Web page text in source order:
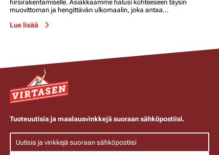
hirsirakentamiselle. Asiakkaamme halusi kohteeseen täysin
muovittoman ja hengittävän ulkomaalin, joka antaa...
Lue lisää
Tuoteuutisia ja maalausvinkkejä suoraan sähköpostiisi.